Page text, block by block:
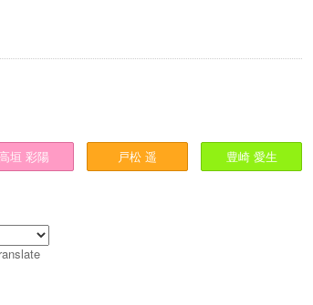
垣 彩陽 戸松 遥 豊崎愛生